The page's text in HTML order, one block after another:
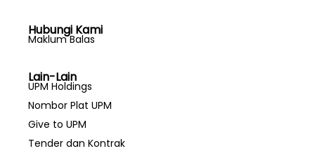
Hubungi Kami
Maklum Balas
Lain-Lain
UPM Holdings
Nombor Plat UPM
Give to UPM
Tender dan Kontrak